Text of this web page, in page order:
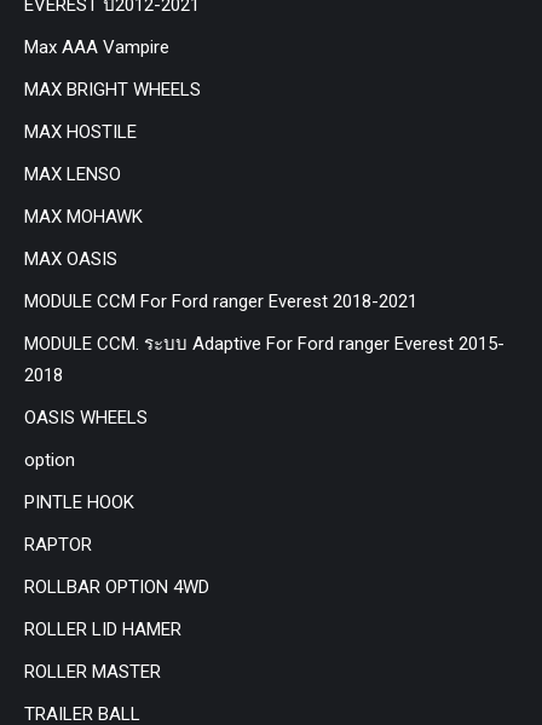
Max AAA Vampire
MAX BRIGHT WHEELS
MAX HOSTILE
MAX LENSO
MAX MOHAWK
MAX OASIS
MODULE CCM For Ford ranger Everest 2018-2021
MODULE CCM. ระบบ Adaptive For Ford ranger Everest 2015-
2018
OASIS WHEELS
option
PINTLE HOOK
RAPTOR
ROLLBAR OPTION 4WD
ROLLER LID HAMER
ROLLER MASTER
TRAILER BALL